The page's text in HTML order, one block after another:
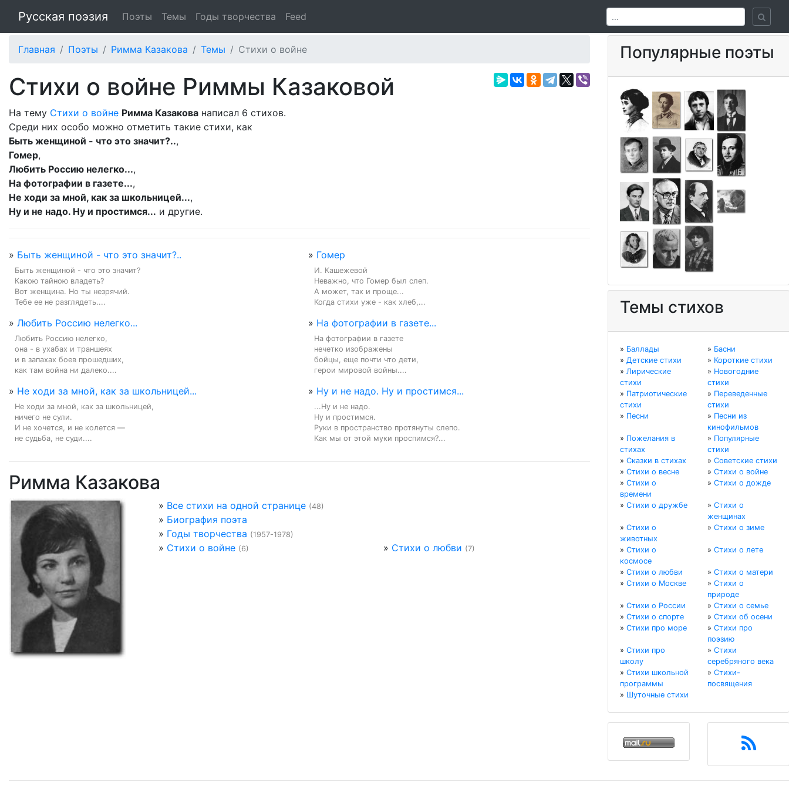
Русская поэзия Поэты Темы Годы творчества Feed
Главная Поэты Римма Казакова Темы Стихи о войне
Стихи о войне Риммы Казаковой
На тему Стихи о войне Римма Казакова написал 6 стихов.
Среди них особо можно отметить такие стихи, как
Быть женщиной - что это значит?..,
Гомер,
Любить Россию нелегко...,
На фотографии в газете...,
Не ходи за мной, как за школьницей...,
Ну и не надо. Ну и простимся... и другие.
» Быть женщиной - что это значит?..
Быть женщиной - что это значит?
Какою тайною владеть?
Вот женщина. Но ты незрячий.
Тебе ее не разглядеть....
» Гомер
И. Кашежевой
Неважно, что Гомер был слеп.
А может, так и проще...
Когда стихи уже - как хлеб,...
» Любить Россию нелегко...
Любить Россию нелегко,
она - в ухабах и траншеях
и в запахах боев прошедших,
как там война ни далеко....
» На фотографии в газете...
На фотографии в газете
нечетко изображены
бойцы, еще почти что дети,
герои мировой войны....
» Не ходи за мной, как за школьницей...
Не ходи за мной, как за школьницей,
ничего не сули.
И не хочется, и не колется —
не судьба, не суди....
» Ну и не надо. Ну и простимся...
...Ну и не надо.
Ну и простимся.
Руки в пространство протянуты слепо.
Как мы от этой муки проспимся?...
Римма Казакова
» Все стихи на одной странице (48)
» Биография поэта
» Годы творчества (1957-1978)
» Стихи о войне (6) » Стихи о любви (7)
Популярные поэты
Темы стихов
» Баллады » Басни
» Детские стихи » Короткие стихи
» Лирические
стихи
» Новогодние
стихи
» Патриотические
стихи
» Переведенные
стихи
» Песни » Песни из
кинофильмов
» Пожелания в
стихах
» Популярные
стихи
» Сказки в стихах » Советские стихи
» Стихи о весне » Стихи о войне
» Стихи о
времени
» Стихи о дожде
» Стихи о дружбе » Стихи о
женщинах
» Стихи о
животных
» Стихи о зиме
» Стихи о
космосе
» Стихи о лете
» Стихи о любви » Стихи о матери
» Стихи о Москве » Стихи о
природе
» Стихи о России » Стихи о семье
» Стихи о спорте » Стихи об осени
» Стихи про море » Стихи про
поэзию
» Стихи про
школу
» Стихи
серебряного века
» Стихи школьной
программы
» Стихи-
посвящения
» Шуточные стихи